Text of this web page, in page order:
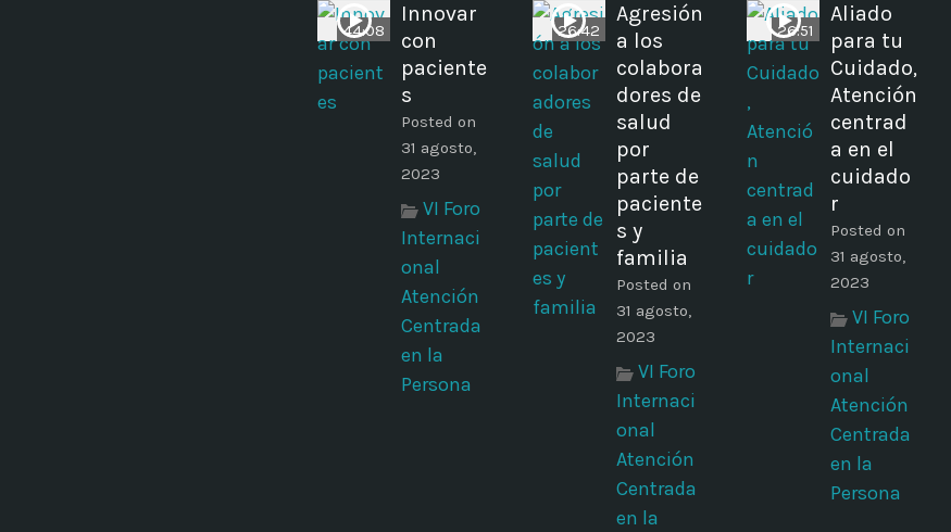
44:08
Innovar
con
paciente
s
Posted on
31 agosto,
2023
VI Foro
Internaci
onal
Atención
Centrada
en la
Persona
26:42
Agresión
a los
colabora
dores de
salud
por
parte de
paciente
s y
familia
Posted on
31 agosto,
2023
VI Foro
Internaci
onal
Atención
Centrada
en la
26:51
Aliado
para tu
Cuidado,
Atención
centrad
a en el
cuidado
r
Posted on
31 agosto,
2023
VI Foro
Internaci
onal
Atención
Centrada
en la
Persona